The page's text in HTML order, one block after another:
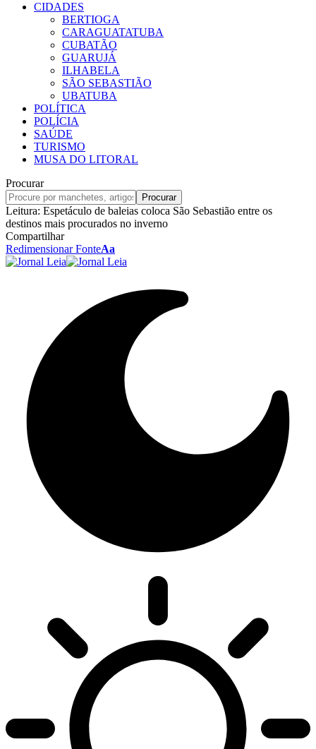
CIDADES
BERTIOGA
CARAGUATATUBA
CUBATÃO
GUARUJÁ
ILHABELA
SÃO SEBASTIÃO
UBATUBA
POLÍTICA
POLÍCIA
SAÚDE
TURISMO
MUSA DO LITORAL
Procurar
Leitura: Espetáculo de baleias coloca São Sebastião entre os
destinos mais procurados no inverno
Compartilhar
Redimensionar FonteAa